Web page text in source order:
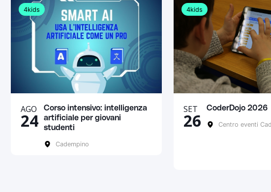
4kids
AGO
24
Corso intensivo: intelligenza
artificiale per giovani
studenti
Cadempino
4kids
SET
26
CoderDojo 2026
Centro eventi